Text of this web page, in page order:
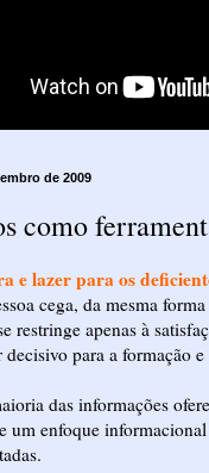
de 2009
como
e lazer para os
cega, da mesma
restringe apenas à
decisivo para a
das informações
um enfoque